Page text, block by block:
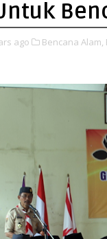
ago Bencana Alam,